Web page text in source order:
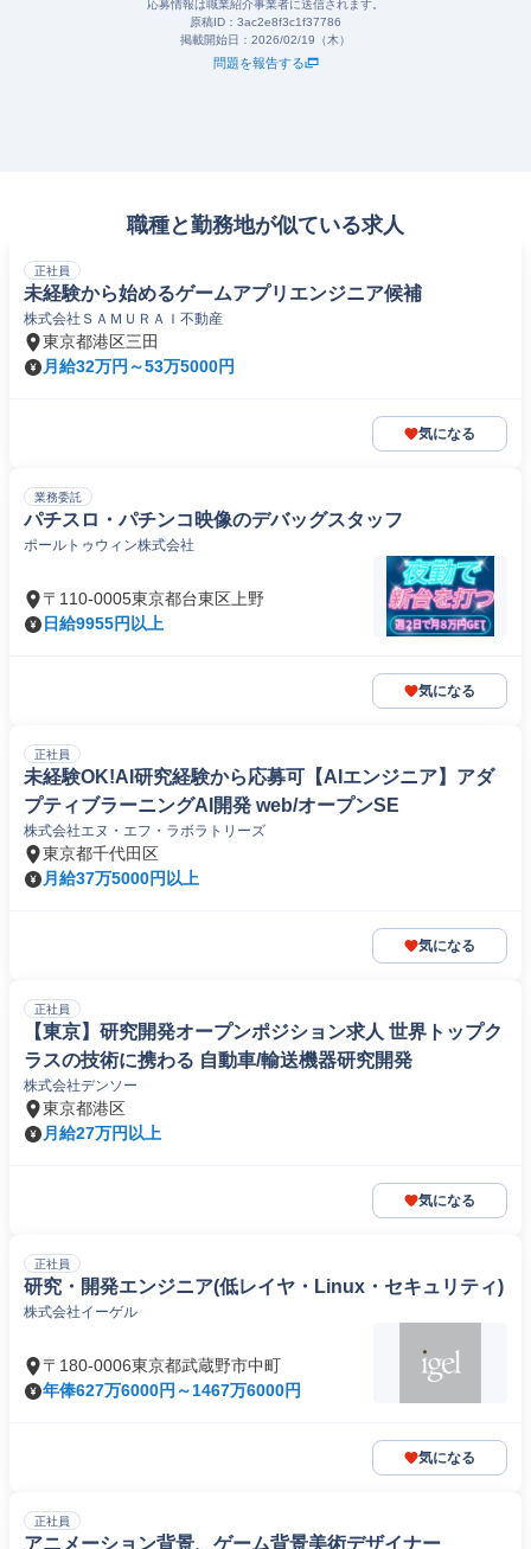
応募情報は職業紹介事業者に送信されます。
原稿ID： 3ac2e8f3c1f37786
掲載開始日： 2026/02/19（木）
問題を報告する
職種と勤務地が似ている求人
正社員
未経験から始めるゲームアプリエンジニア候補
株式会社ＳＡＭＵＲＡＩ不動産
東京都港区三田
月給32万円～53万5000円
気になる
業務委託
パチスロ・パチンコ映像のデバッグスタッフ
ポールトゥウィン株式会社
〒110-0005東京都台東区上野
日給9955円以上
気になる
正社員
未経験OK!AI研究経験から応募可【AIエンジニア】アダ
プティブラーニングAI開発 web/オープンSE
株式会社エヌ・エフ・ラボラトリーズ
東京都千代田区
月給37万5000円以上
気になる
正社員
【東京】研究開発オープンポジション求人 世界トップク
ラスの技術に携わる 自動車/輸送機器研究開発
株式会社デンソー
東京都港区
月給27万円以上
気になる
正社員
研究・開発エンジニア(低レイヤ・Linux・セキュリティ)
株式会社イーゲル
〒180-0006東京都武蔵野市中町
年俸627万6000円～1467万6000円
気になる
正社員
アニメーション背景、ゲーム背景美術デザイナー